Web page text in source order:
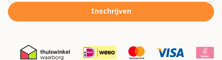
Inschrijven